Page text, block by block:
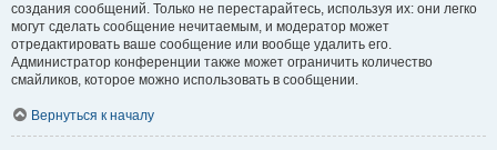
создания сообщений. Только не перестарайтесь, используя их: они легко
могут сделать сообщение нечитаемым, и модератор может
отредактировать ваше сообщение или вообще удалить его.
Администратор конференции также может ограничить количество
смайликов, которое можно использовать в сообщении.
Вернуться к началу